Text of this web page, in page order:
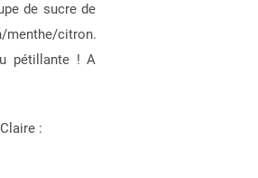
de sucre de
menthe/citron.
pétillante ! A
: